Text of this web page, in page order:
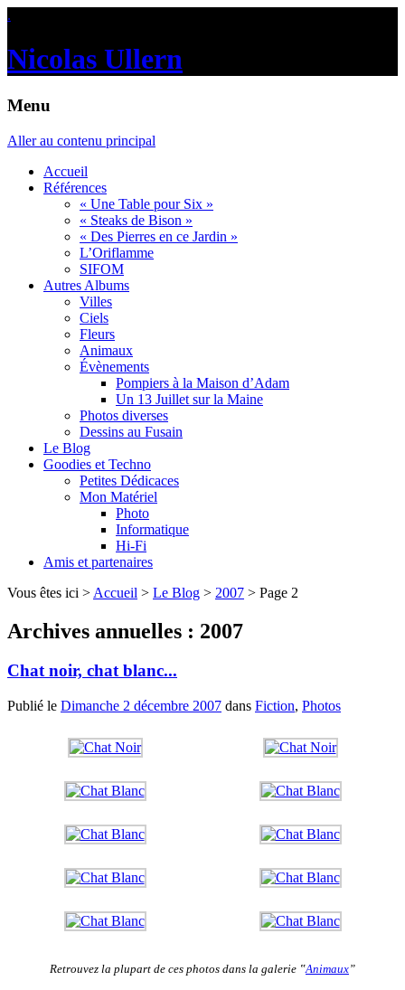
.
Nicolas Ullern
Menu
Aller au contenu principal
Accueil
Références
« Une Table pour Six »
« Steaks de Bison »
« Des Pierres en ce Jardin »
L’Oriflamme
SIFOM
Autres Albums
Villes
Ciels
Fleurs
Animaux
Évènements
Pompiers à la Maison d’Adam
Un 13 Juillet sur la Maine
Photos diverses
Dessins au Fusain
Le Blog
Goodies et Techno
Petites Dédicaces
Mon Matériel
Photo
Informatique
Hi-Fi
Amis et partenaires
Vous êtes ici > Accueil > Le Blog > 2007 > Page 2
Archives annuelles : 2007
Chat noir, chat blanc...
Publié le Dimanche 2 décembre 2007 dans Fiction, Photos
Retrouvez la plupart de ces photos dans la galerie ‟Animaux”